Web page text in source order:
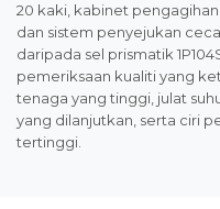
20 kaki, kabinet
dan sistem penyejukan
daripada sel prismatik
pemeriksaan kualiti yang
tenaga yang tinggi, julat
yang dilanjutkan, serta ciri
tertinggi.